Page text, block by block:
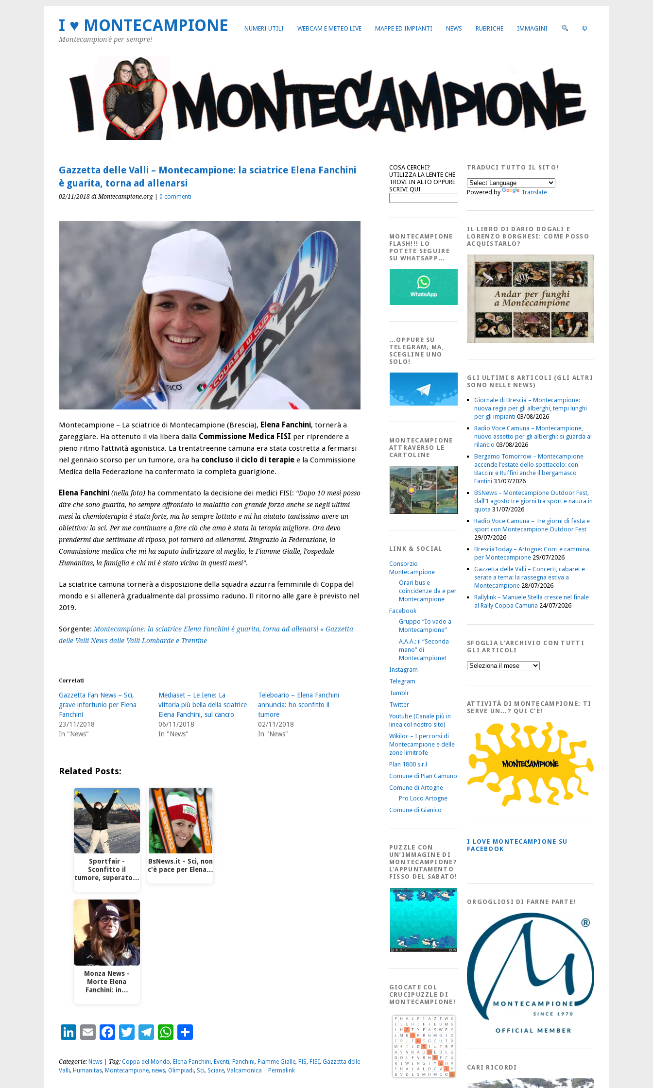
NUMERI UTILI WEBCAM E METEO LIVE MAPPE ED IMPIANTI NEWS RUBRICHE IMMAGINI ©
I ♥ MONTECAMPIONE
Montecampion'è per sempre!
Gazzetta delle Valli – Montecampione: la sciatrice Elena Fanchini
è guarita, torna ad allenarsi
02/11/2018 di Montecampione.org| 0 commenti
Montecampione – La sciatrice di Montecampione (Brescia), Elena Fanchini, tornerà a
gareggiare. Ha ottenuto il via libera dalla Commissione Medica FISI per riprendere a
pieno ritmo l’attività agonistica. La trentatreenne camuna era stata costretta a fermarsi
nel gennaio scorso per un tumore, ora ha concluso il ciclo di terapie e la Commissione
Medica della Federazione ha confermato la completa guarigione.
Elena Fanchini (nella foto) ha commentato la decisione dei medici FISI: “Dopo 10 mesi posso
dire che sono guarita, ho sempre affrontato la malattia con grande forza anche se negli ultimi
mesi la chemioterapia è stata forte, ma ho sempre lottato e mi ha aiutato tantissimo avere un
obiettivo: lo sci. Per me continuare a fare ciò che amo è stata la terapia migliore. Ora devo
prendermi due settimane di riposo, poi tornerò ad allenarmi. Ringrazio la Federazione, la
Commissione medica che mi ha saputo indirizzare al meglio, le Fiamme Gialle, l’ospedale
Humanitas, la famiglia e chi mi è stato vicino in questi mesi”.
La sciatrice camuna tornerà a disposizione della squadra azzurra femminile di Coppa del
mondo e si allenerà gradualmente dal prossimo raduno. Il ritorno alle gare è previsto nel
2019.
Sorgente:Montecampione: la sciatrice Elena Fanchini è guarita, torna ad allenarsi « Gazzetta
delle Valli News dalle Valli Lombarde e Trentine
Correlati
Gazzetta Fan News – Sci,
grave infortunio per Elena
Fanchini
23/11/2018
In "News"
Mediaset – Le Iene: La
vittoria più bella della sciatrice
Elena Fanchini, sul cancro
06/11/2018
In "News"
Teleboario – Elena Fanchini
annuncia: ho sconfitto il
tumore
02/11/2018
In "News"
Related Posts:
Sportfair -
Sconfitto il
tumore, superato…
Monza News -
Morte Elena
Fanchini: in…
BsNews.it - Sci, non
c'è pace per Elena…
LinkedIn
EmailFacebook
Twitter
Telegram
WhatsApp
Categorie: News | Tag: Coppa del Mondo, Elena Fanchini, Eventi, Fanchini, Fiamme Gialle, FIS, FISI, Gazzetta delle
Valli, Humanitas, Montecampione, news, Olimpiadi, Sci, Sciare, Valcamonica Permalink
COSA CERCHI?
UTILIZZA LA LENTE CHE
TROVI IN ALTO OPPURE
SCRIVI QUI
Cerca
MONTECAMPIONE
FLASH!!! LO
POTETE SEGUIRE
SU WHATSAPP…
…OPPURE SU
TELEGRAM; MA,
SCEGLINE UNO
SOLO!
MONTECAMPIONE
ATTRAVERSO LE
CARTOLINE
LINK & SOCIAL
Consorzio
Montecampione
Orari bus e
coincidenze da e per
Montecampione
Facebook
Gruppo “Io vado a
Montecampione”
A.A.A.: il “Seconda
mano” di
Montecampione!
Instagram
Telegram
Tumblr
Twitter
Youtube (Canale più in
linea col nostro sito)
Wikiloc – I percorsi di
Montecampione e delle
zone limitrofe
Plan 1800 s.r.l
Comune di Pian Camuno
Comune di Artogne
Pro Loco Artogne
Comune di Gianico
PUZZLE CON
UN’IMMAGINE DI
MONTECAMPIONE?
L’APPUNTAMENTO
FISSO DEL SABATO!
GIOCATE COL
CRUCIPUZZLE DI
MONTECAMPIONE!
TRADUCI TUTTO IL SITO!
Powered by Translate
IL LIBRO DI DARIO DOGALI E
LORENZO BORGHESI: COME POSSO
ACQUISTARLO?
GLI ULTIMI 8 ARTICOLI (GLI ALTRI
SONO NELLE NEWS)
Giornale di Brescia – Montecampione:
nuova regia per gli alberghi, tempi lunghi
per gli impianti 03/08/2026
Radio Voce Camuna – Montecampione,
nuovo assetto per gli alberghi: si guarda al
rilancio 03/08/2026
Bergamo Tomorrow – Montecampione
accende l’estate dello spettacolo: con
Baccini e Ruffini anche il bergamasco
Fantini 31/07/2026
BSNews – Montecampione Outdoor Fest,
dall’1 agosto tre giorni tra sport e natura in
quota 31/07/2026
Radio Voce Camuna – Tre giorni di festa e
sport con Montecampione Outdoor Fest
29/07/2026
BresciaToday – Artogne: Corri e cammina
per Montecampione 29/07/2026
Gazzetta delle Valli – Concerti, cabaret e
serate a tema: la rassegna estiva a
Montecampione 28/07/2026
Rallylink – Manuele Stella cresce nel finale
al Rally Coppa Camuna 24/07/2026
SFOGLIA L’ARCHIVIO CON TUTTI
GLI ARTICOLI
Sfoglia
l’Archivio
tutti
Articoli
ATTIVITÀ DI MONTECAMPIONE: TI
SERVE UN…? QUI C’È!
I LOVE MONTECAMPIONE SU
FACEBOOK
ORGOGLIOSI DI FARNE PARTE!
CARI RICORDI